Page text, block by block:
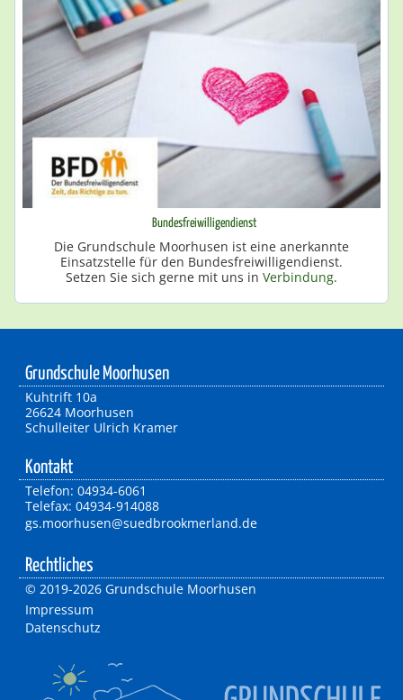
Bundesfreiwilligendienst
Die Grundschule Moorhusen ist eine anerkannte
Einsatzstelle für den Bundesfreiwilligendienst.
Setzen Sie sich gerne mit uns in Verbindung.
Grundschule Moorhusen
Kuhtrift 10a
26624 Moorhusen
Schulleiter Ulrich Kramer
Kontakt
Telefon: 04934-6061
Telefax: 04934-914088
gs.moorhusen@suedbrookmerland.de
Rechtliches
© 2019-2026 Grundschule Moorhusen
Impressum
Datenschutz